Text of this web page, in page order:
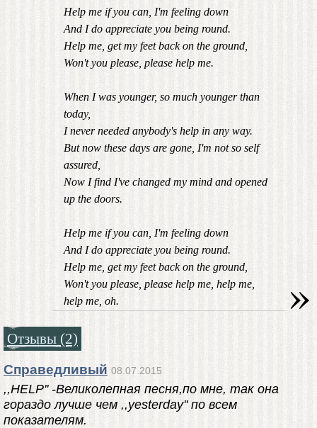
Help me if you can, I'm feeling down
And I do appreciate you being round.
Help me, get my feet back on the ground,
Won't you please, please help me.
When I was younger, so much younger than
today,
I never needed anybody's help in any way.
But now these days are gone, I'm not so self
assured,
Now I find I've changed my mind and opened
up the doors.
Help me if you can, I'm feeling down
And I do appreciate you being round.
Help me, get my feet back on the ground,
Won't you please, please help me, help me,
help me, oh.
»
Отзывы (2)
Справедливый 08.07.2015
,,HELP'' -Великолепная песня,по мне, так она
гораздо лучше чем ,,yesterday'' по всем
показателям.